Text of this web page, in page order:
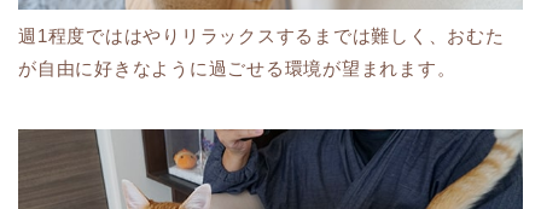
週1程度でははやりリラックスするまでは難しく、おむた
が自由に好きなように過ごせる環境が望まれます。